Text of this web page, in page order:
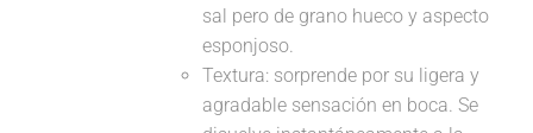
sal pero de grano hueco y aspecto
esponjoso.
Textura: sorprende por su ligera y
agradable sensación en boca. Se